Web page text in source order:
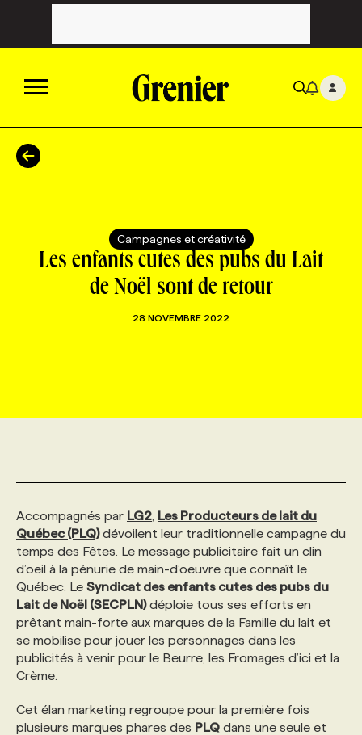
ACTUALITÉS
TOUTES LES CATÉGORIES
PRIX ET DISTINCTIONS
TENDANCES
CHRONIQUES
GEO/SEO
ÉVÉNEMENTIEL
NOS AUTEUR‧RICES
FORFAITS ABONNEMENT
INFOLETTRES
ANNONCEZ AVEC NOUS
FAQ
ANNONCEZ AVEC NOUS
ANNONCEZ AVEC NOUS
NOS PARCOURS DE FORMATIONS
FORMATIONS PERSONNALISÉES
NOS FORMATEUR‧RICES
POURQUOI CHOISIR NOS FORMATIONS
NOS TARIFS
SERVICE DE CHASSE DE TÊTE
NOS TARIFS
NOS EXPERTISES
FAQ
ANNONCEZ AVEC NOUS
Campagnes et créativité
Les enfants cutes des pubs du Lait
de Noël sont de retour
28 NOVEMBRE 2022
Accompagnés par LG2 Les Producteurs de lait du
Québec (PLQ)dévoilent leur traditionnelle campagne du
temps des Fêtes. Le message publicitaire fait un clin
d’oeil à la pénurie de main-d’oeuvre que connaît le
Québec. Le Syndicat des enfants cutes des pubs du
Lait de Noël (SECPLN)déploie tous ses efforts en
prêtant main-forte aux marques de la Famille du lait et
se mobilise pour jouer les personnages dans les
publicités à venir pour le Beurre, les Fromages d’ici et la
Crème.
Cet élan marketing regroupe pour la première fois
plusieurs marques phares des PLQ dans une seule et